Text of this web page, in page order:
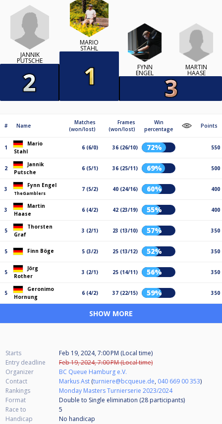
JANNIK
PUTSCHE
MARIO
STAHL
FYNN
ENGEL
MARTIN
HAASE
# Name
Matches
(won/lost)
Frames
(won/lost)
Win
percentage
Points
1
Mario
Stahl
6 (6/0) 36 (26/10) 72% 550
2
Jannik
Putsche
6 (5/1) 36 (25/11) 69% 500
3
Fynn Engel
TheGamblers
7 (5/2) 40 (24/16) 60% 400
3
Martin
Haase
6 (4/2) 42 (23/19) 55% 400
5
Thorsten
Graf
3 (2/1) 23 (13/10) 57% 350
5 Finn Böge 5 (3/2) 25 (13/12) 52% 350
5
Jörg
Rother
3 (2/1) 25 (14/11) 56% 350
5
Geronimo
Hornung
6 (4/2) 37 (22/15) 59% 350
SHOW MORE
Starts
Feb 19, 2024, 7:00 PM (Local time)
Entry deadline
Feb 19, 2024, 7:00 PM (Local time)
Organizer
BC Queue Hamburg e.V.
Contact
Markus Ast (turniere@bcqueue.de, 040 669 00 353)
Rankings
Monday Masters Turnierserie 2023/2024
Format
Double to Single elimination (28 participants)
Race to
5
Handicap
No handicap